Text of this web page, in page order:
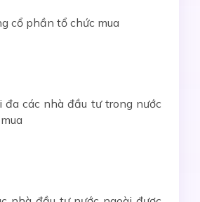
cổ phần tổ chức mua
đa các nhà đầu tư trong nước